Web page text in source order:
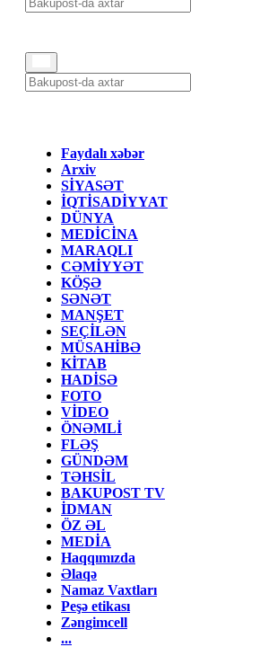
Faydalı xəbər
Arxiv
SİYASƏT
İQTİSADİYYAT
DÜNYA
MEDİCİNA
MARAQLI
CƏMİYYƏT
KÖŞƏ
SƏNƏT
MANŞET
SEÇİLƏN
MÜSAHİBƏ
KİTAB
HADİSƏ
FOTO
VİDEO
ÖNƏMLİ
FLƏŞ
GÜNDƏM
TƏHSİL
BAKUPOST TV
İDMAN
ÖZ ƏL
MEDİA
Haqqımızda
Əlaqə
Namaz Vaxtları
Peşə etikası
Zəngimcell
...